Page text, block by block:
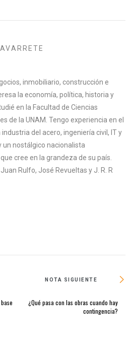
inmobiliario, construcción e
la economía, política, historia y
en la Facultad de Ciencias
de la UNAM. Tengo experiencia en el
del acero, ingeniería civil, IT y
un nostálgico nacionalista
cree en la grandeza de su país.
Rulfo, José Revueltas y J. R. R
NOTA SIGUIENTE
¿Qué pasa con las obras cuando hay
contingencia?